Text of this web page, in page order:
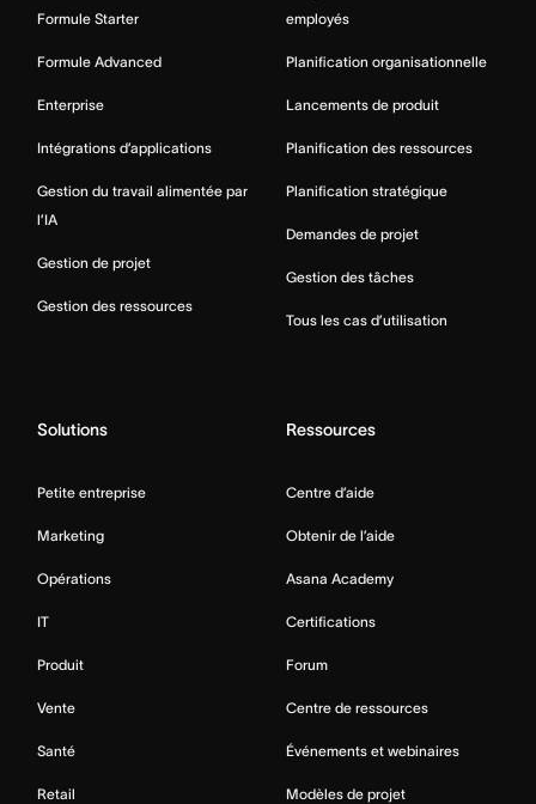
Formule Starter
Formule Advanced
Enterprise
Intégrations d’applications
Gestion du travail alimentée par
l’IA
Gestion de projet
Gestion des ressources
employés
Planification organisationnelle
Lancements de produit
Planification des ressources
Planification stratégique
Demandes de projet
Gestion des tâches
Tous les cas d’utilisation
Solutions
Petite entreprise
Marketing
Opérations
IT
Produit
Vente
Santé
Retail
Ressources
Centre d’aide
Obtenir de l’aide
Asana Academy
Certifications
Forum
Centre de ressources
Événements et webinaires
Modèles de projet